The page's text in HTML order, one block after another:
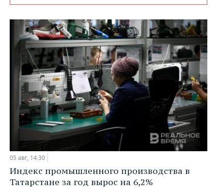
05 авг, 14:30
Индекс промышленного производства в
Татарстане за год вырос на 6,2%